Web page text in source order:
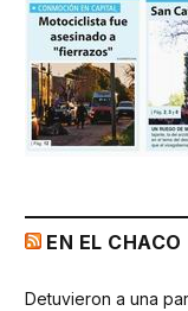
EN EL CHACO
Detuvieron a una